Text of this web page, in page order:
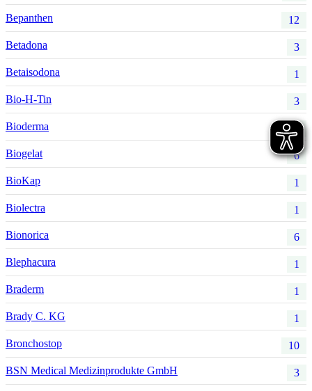
Bepanthen 12
Betadona 3
Betaisodona 1
Bio-H-Tin 3
Bioderma
Biogelat 6
BioKap 1
Biolectra 1
Bionorica 6
Blephacura 1
Braderm 1
Brady C. KG 1
Bronchostop 10
BSN Medical Medizinprodukte GmbH 3